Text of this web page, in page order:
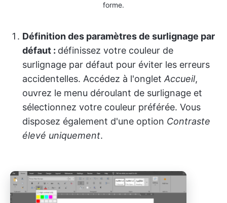
forme.
Définition des paramètres de surlignage par
défaut : définissez votre couleur de
surlignage par défaut pour éviter les erreurs
accidentelles. Accédez à l'onglet Accueil,
ouvrez le menu déroulant de surlignage et
sélectionnez votre couleur préférée. Vous
disposez également d'une option Contraste
élevé uniquement.